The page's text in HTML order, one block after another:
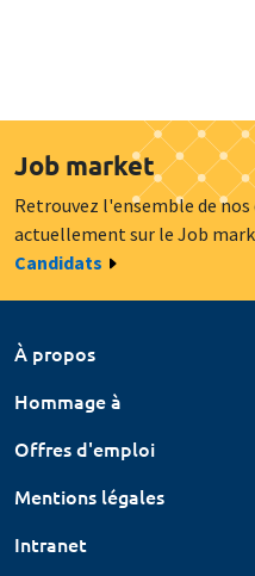
Job market
Retrouvez l'ensemble de
actuellement sur le Job
Candidats
À propos
Hommage à
Offres d'emploi
Mentions légales
Intranet